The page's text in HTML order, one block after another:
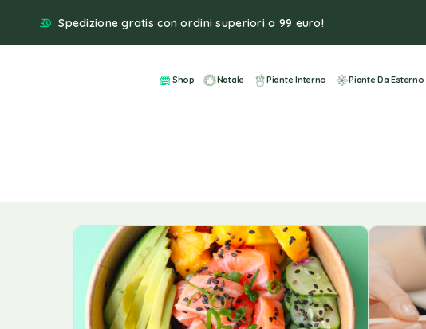
Spedizione gratis con ordini superiori a 99 euro!
Shop Natale Piante Interno Piante Da Esterno